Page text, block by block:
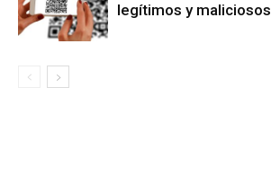
legítimos y maliciosos